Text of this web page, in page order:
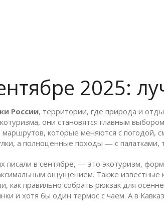
2025:
России, территории, где природа и
, они становятся главным
которые меняются с погодой,
а полноценные походы — с палатками,
писали в сентябре, — это экотуризм,
ощущением. Также известные
как правильно собрать рюкзак для
и хотя бы один термос с чаем. А в